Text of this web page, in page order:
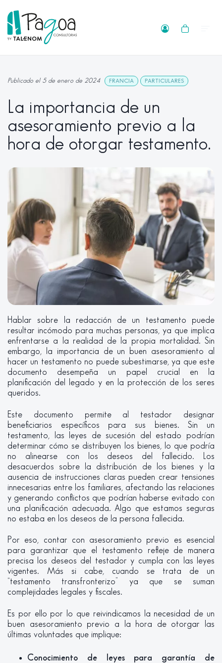
Publicado el 5 de enero de 2024 FRANCIA PARTICULARES
La importancia de un
asesoramiento previo a la
hora de otorgar testamento.
Hablar sobre la redacción de un testamento puede
resultar incómodo para muchas personas, ya que implica
enfrentarse a la realidad de la propia mortalidad. Sin
embargo, la importancia de un buen asesoramiento al
hacer un testamento no puede subestimarse, ya que este
documento desempeña un papel crucial en la
planificación del legado y en la protección de los seres
queridos.
Este documento permite al testador designar
beneficiarios específicos para sus bienes. Sin un
testamento, las leyes de sucesión del estado podrían
determinar cómo se distribuyen los bienes, lo que podría
no alinearse con los deseos del fallecido. Los
desacuerdos sobre la distribución de los bienes y la
ausencia de instrucciones claras pueden crear tensiones
innecesarias entre los familiares, afectando las relaciones
y generando conflictos que podrían haberse evitado con
una planificación adecuada. Algo que estamos seguras
no estaba en los deseos de la persona fallecida.
Por eso, contar con asesoramiento previo es esencial
para garantizar que el testamento refleje de manera
precisa los deseos del testador y cumpla con las leyes
vigentes. Más si cabe, cuando se trata de un
“testamento transfronterizo” ya que se suman
complejidades legales y fiscales.
Es por ello por lo que reivindicamos la necesidad de un
buen asesoramiento previo a la hora de otorgar las
últimas voluntades que implique:
Conocimiento de leyes para garantía de